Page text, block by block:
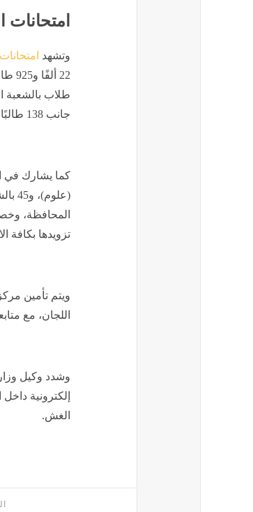
امتحانات
وتشهد
جانب 138 طالبًا دوليًا و41 من طلاب الدمج.
تزويدها بكافة
ويتم تأمين
اللجان، مع
وشدد وكيل
إلكترونية
الغش.